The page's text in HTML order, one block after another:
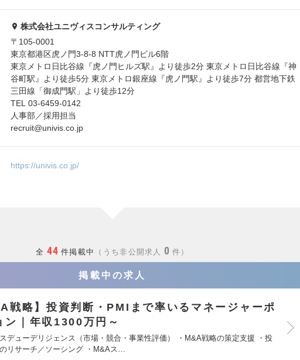
株式会社ユニヴィスコンサルティング
〒105-0001
東京都港区虎ノ門3-8-8 NTT虎ノ門ビル6階
東京メトロ⽇⽐⾕線『⻁ノ⾨ヒルズ駅』より徒歩2分 東京メトロ⽇⽐⾕線『神
⾕町駅』より徒歩5分 東京メトロ銀座線『⻁ノ⾨駅』より徒歩7分 都営地下鉄
三⽥線「御成⾨駅」より徒歩12分
TEL 03-6459-0142
人事部／採用担当
recruit@univis.co.jp
https://univis.co.jp/
全 44 件掲載中 うち非公開求人 0 件
掲載中の求人
戦略】投資判断・PMIまで率いるマネージャーポ
ン｜年収1300万円～
スデューデリジェンス（市場・競合・事業性評価） ・M&A戦略の策定支援 ・投
リサーチ／ソーシング ・M&Aス…